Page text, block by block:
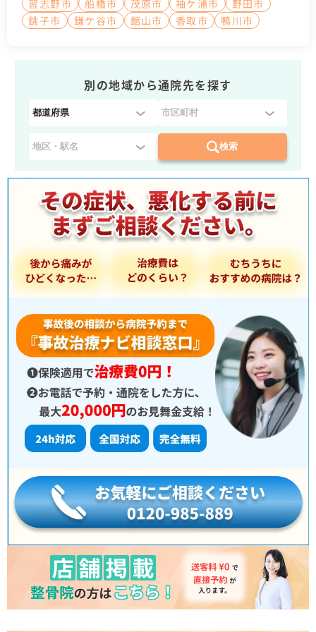
習志野市 船橋市 茂原市 袖ケ浦市
野田市
銚子市
鎌ケ谷市 館山市 香取市 鴨川市
別の地域から通院先を探す
都
県
を
選
択
：
検索